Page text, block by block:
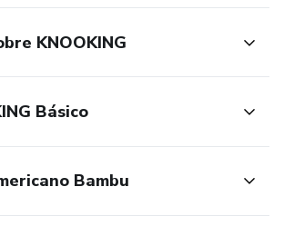
KNOOKING
Básico
Bambu